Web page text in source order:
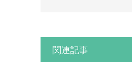
関連記事